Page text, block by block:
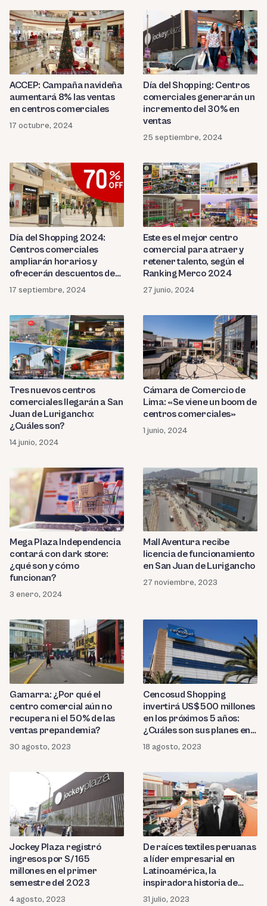
ACCEP: Campaña navideña
aumentará 8% las ventas
en centros comerciales
17 octubre, 2024
Día del Shopping: Centros
comerciales generarán un
incremento del 30% en
ventas
25 septiembre, 2024
Día del Shopping 2024:
Centros comerciales
ampliarán horarios y
ofrecerán descuentos de
hasta el 70%
17 septiembre, 2024
Este es el mejor centro
comercial para atraer y
retener talento, según el
Ranking Merco 2024
27 junio, 2024
Tres nuevos centros
comerciales llegarán a San
Juan de Lurigancho:
¿Cuáles son?
14 junio, 2024
Cámara de Comercio de
Lima: «Se viene un boom de
centros comerciales»
1 junio, 2024
Mega Plaza Independencia
contará con dark store:
¿qué son y cómo
funcionan?
3 enero, 2024
Mall Aventura recibe
licencia de funcionamiento
en San Juan de Lurigancho
27 noviembre, 2023
Gamarra: ¿Por qué el
centro comercial aún no
recupera ni el 50% de las
ventas prepandemia?
30 agosto, 2023
Cencosud Shopping
invertirá US$500 millones
en los próximos 5 años:
¿Cuáles son sus planes en
Perú?
18 agosto, 2023
Jockey Plaza registró
ingresos por S/ 165
millones en el primer
semestre del 2023
4 agosto, 2023
De raíces textiles peruanas
a líder empresarial en
Latinoamérica, la
inspiradora historia de
José Said Saffie y Parque
31 julio, 2023